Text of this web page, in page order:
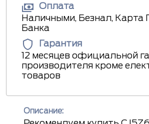
Оплата
Наличными, Безнал, Карта
Банка
Гарантия
12 месяцев официальной
производителя кроме
товаров
Описание: